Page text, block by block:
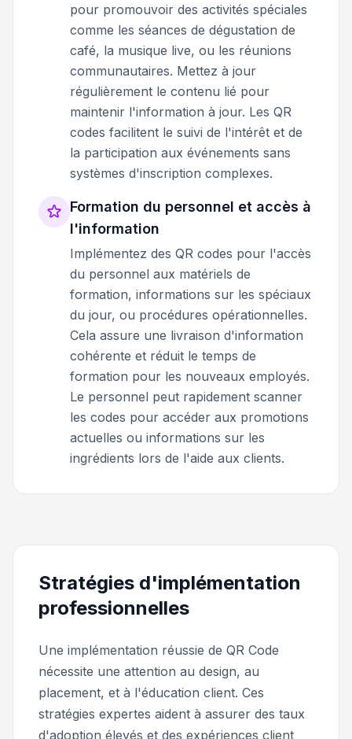
pour promouvoir des activités spéciales
comme les séances de dégustation de
café, la musique live, ou les réunions
communautaires. Mettez à jour
régulièrement le contenu lié pour
maintenir l'information à jour. Les QR
codes facilitent le suivi de l'intérêt et de
la participation aux événements sans
systèmes d'inscription complexes.
Formation du personnel et accès à
l'information
Implémentez des QR codes pour l'accès
du personnel aux matériels de
formation, informations sur les spéciaux
du jour, ou procédures opérationnelles.
Cela assure une livraison d'information
cohérente et réduit le temps de
formation pour les nouveaux employés.
Le personnel peut rapidement scanner
les codes pour accéder aux promotions
actuelles ou informations sur les
ingrédients lors de l'aide aux clients.
Stratégies d'implémentation
professionnelles
Une implémentation réussie de QR Code
nécessite une attention au design, au
placement, et à l'éducation client. Ces
stratégies expertes aident à assurer des taux
d'adoption élevés et des expériences client